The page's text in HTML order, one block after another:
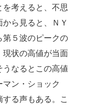
考えると、不思
ら見ると、ＮＹ
第５波のピークの
現状の高値が当面
なるとこの高値
ン・ショック
る声もある。こ